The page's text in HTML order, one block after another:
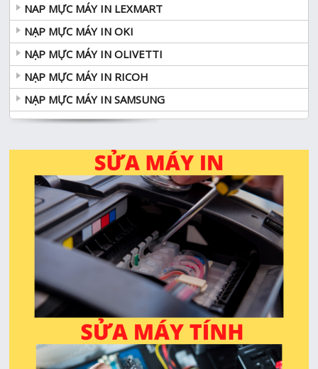
NAP MỰC MÁY IN LEXMART
NẠP MỰC MÁY IN OKI
NẠP MỰC MÁY IN OLIVETTI
NẠP MỰC MÁY IN RICOH
NẠP MỰC MÁY IN SAMSUNG